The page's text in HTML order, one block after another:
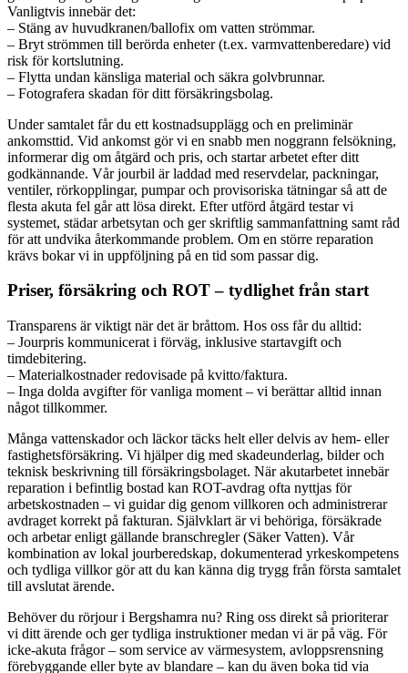
Vanligtvis innebär det:
– Stäng av huvudkranen/ballofix om vatten strömmar.
– Bryt strömmen till berörda enheter (t.ex. varmvattenberedare) vid
risk för kortslutning.
– Flytta undan känsliga material och säkra golvbrunnar.
– Fotografera skadan för ditt försäkringsbolag.
Under samtalet får du ett kostnadsupplägg och en preliminär
ankomsttid. Vid ankomst gör vi en snabb men noggrann felsökning,
informerar dig om åtgärd och pris, och startar arbetet efter ditt
godkännande. Vår jourbil är laddad med reservdelar, packningar,
ventiler, rörkopplingar, pumpar och provisoriska tätningar så att de
flesta akuta fel går att lösa direkt. Efter utförd åtgärd testar vi
systemet, städar arbetsytan och ger skriftlig sammanfattning samt råd
för att undvika återkommande problem. Om en större reparation
krävs bokar vi in uppföljning på en tid som passar dig.
Priser, försäkring och ROT – tydlighet från start
Transparens är viktigt när det är bråttom. Hos oss får du alltid:
– Jourpris kommunicerat i förväg, inklusive startavgift och
timdebitering.
– Materialkostnader redovisade på kvitto/faktura.
– Inga dolda avgifter för vanliga moment – vi berättar alltid innan
något tillkommer.
Många vattenskador och läckor täcks helt eller delvis av hem- eller
fastighetsförsäkring. Vi hjälper dig med skadeunderlag, bilder och
teknisk beskrivning till försäkringsbolaget. När akutarbetet innebär
reparation i befintlig bostad kan ROT-avdrag ofta nyttjas för
arbetskostnaden – vi guidar dig genom villkoren och administrerar
avdraget korrekt på fakturan. Självklart är vi behöriga, försäkrade
och arbetar enligt gällande branschregler (Säker Vatten). Vår
kombination av lokal jourberedskap, dokumenterad yrkeskompetens
och tydliga villkor gör att du kan känna dig trygg från första samtalet
till avslutat ärende.
Behöver du rörjour i Bergshamra nu? Ring oss direkt så prioriterar
vi ditt ärende och ger tydliga instruktioner medan vi är på väg. För
icke-akuta frågor – som service av värmesystem, avloppsrensning
förebyggande eller byte av blandare – kan du även boka tid via